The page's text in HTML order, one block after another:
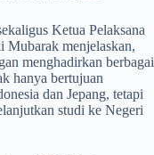
Ketua Pelaksana
Mubarak menjelaskan,
menghadirkan berbagai
hanya bertujuan
dan Jepang, tetapi
studi ke Negeri